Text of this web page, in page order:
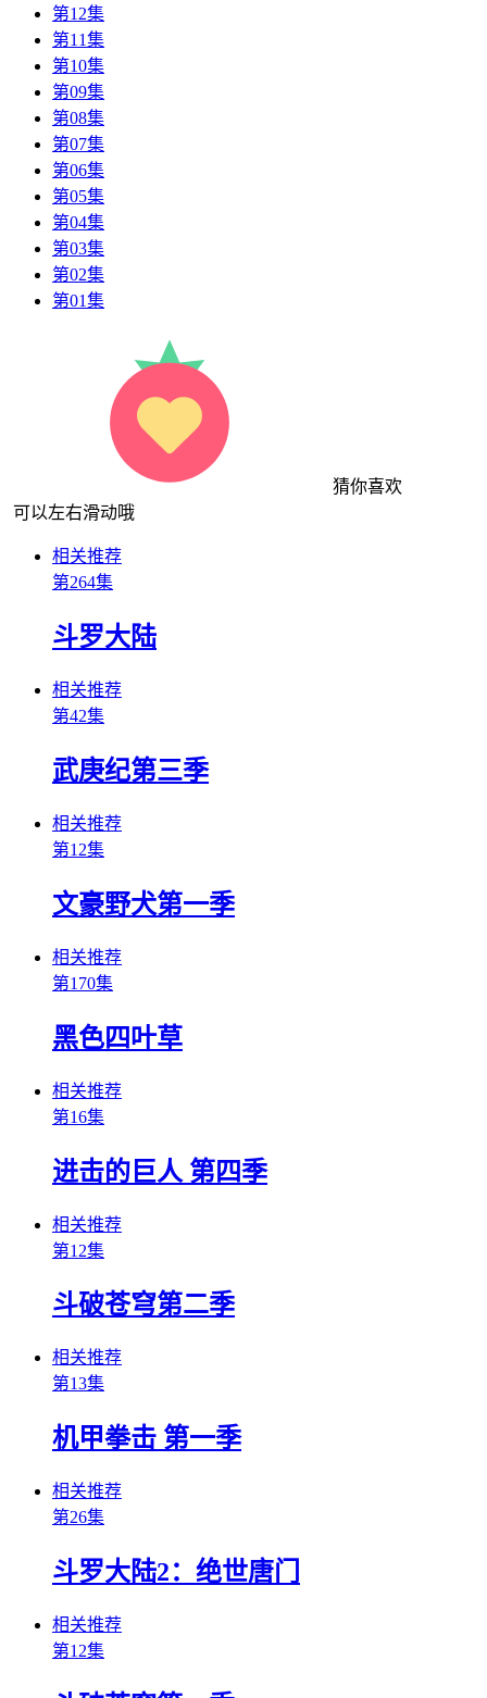
第12集
第11集
第10集
第09集
第08集
第07集
第06集
第05集
第04集
第03集
第02集
第01集
猜你喜欢
可以左右滑动哦
相关推荐
第264集
斗罗大陆
相关推荐
第42集
武庚纪第三季
相关推荐
第12集
文豪野犬第一季
相关推荐
第170集
黑色四叶草
相关推荐
第16集
进击的巨人 第四季
相关推荐
第12集
斗破苍穹第二季
相关推荐
第13集
机甲拳击 第一季
相关推荐
第26集
斗罗大陆2：绝世唐门
相关推荐
第12集